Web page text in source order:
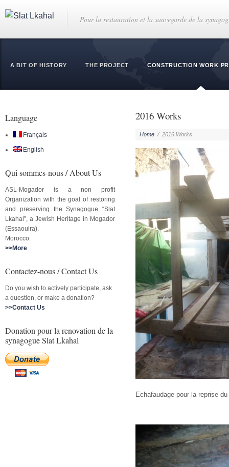
Pour la restauration et la sauvegarde de la
A BIT OF HISTORY THE PROJECT CONSTRUCTION WORK
Language
Français
English
Qui sommes-nous / About Us
ASL-Mogador is a non profit
Organization with the goal of restoring
and preserving the Synagogue “Slat
Lkahal”, a Jewish Heritage in Mogador
(Essaouira).
Morocco.
>>More
Contactez-nous / Contact Us
Do you wish to actively participate, ask
a question, or make a donation?
>>Contact Us
Donation pour la renovation de la
synagogue Slat Lkahal
2016 Works
Home / 2016 Works
Echafaudage pour la reprise